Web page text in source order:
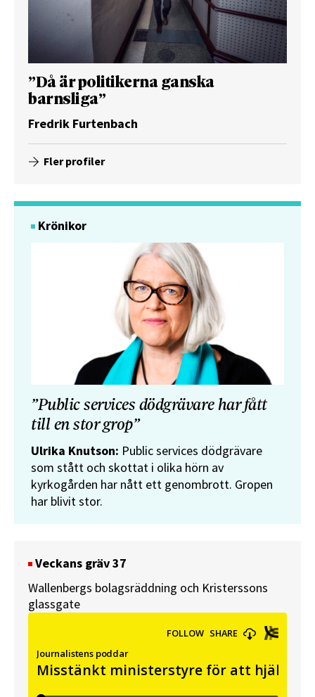
”Då är politikerna ganska
barnsliga”
Fredrik Furtenbach
Fler profiler
Krönikor
”Public services dödgrävare har fått
till en stor grop”
Ulrika Knutson: Public services dödgrävare
som stått och skottat i olika hörn av
kyrkogården har nått ett genombrott. Gropen
har blivit stor.
Veckans gräv 37
Wallenbergs bolagsräddning och Kristerssons
glassgate